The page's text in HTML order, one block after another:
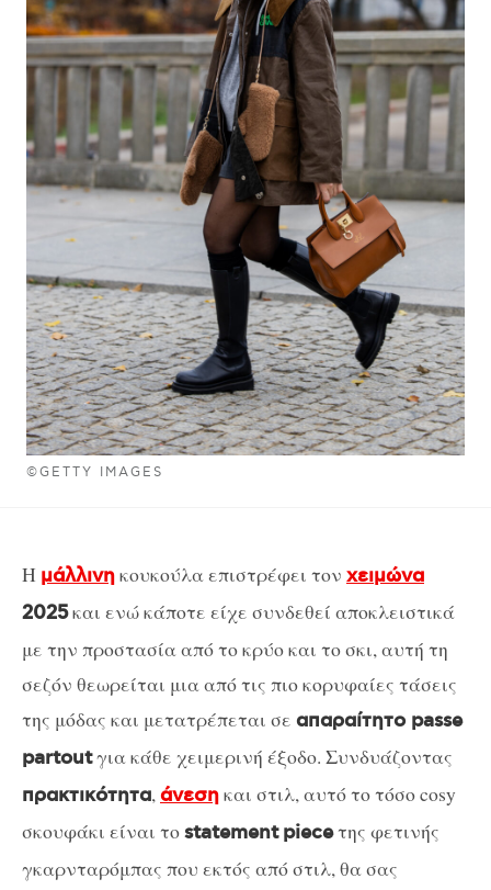
©GETTY IMAGES
Η μάλλινηκουκούλα επιστρέφει τον χειμώνα
2025και ενώ κάποτε είχε συνδεθεί αποκλειστικά
με την προστασία από το κρύο και το σκι, αυτή τη
σεζόν θεωρείται μια από τις πιο κορυφαίες τάσεις
της μόδας και μετατρέπεται σε απαραίτητο passe
partoutγια κάθε χειμερινή έξοδο. Συνδυάζοντας
πρακτικότητα, άνεσηκαι στιλ, αυτό το τόσο cosy
σκουφάκι είναι τοstatement pieceτης φετινής
γκαρνταρόμπας που εκτός από στιλ, θα σας